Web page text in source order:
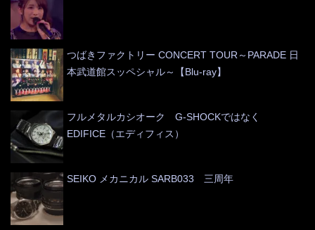
つばきファクトリー CONCERT TOUR～PARADE 日
本武道館スッペシャル～【Blu-ray】
フルメタルカシオーク G-SHOCKではなく
EDIFICE（エディフィス）
SEIKO メカニカル SARB033 三周年